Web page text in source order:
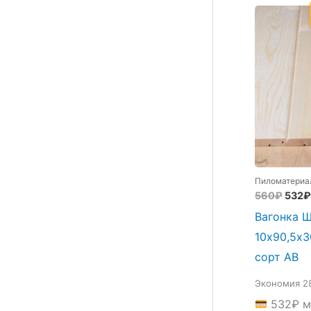
560₽ 532₽
Вагонка
сорт АВ
Экономия
532₽